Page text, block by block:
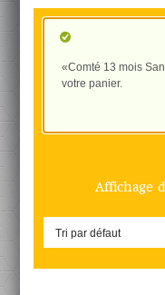
«Comté 13 mois
votre panier.
Affichage